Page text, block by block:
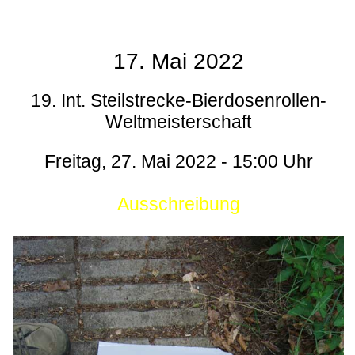
17. Mai 2022
19. Int. Steilstrecke-Bierdosenrollen-
Weltmeisterschaft
Freitag, 27. Mai 2022 - 15:00 Uhr
Ausschreibung